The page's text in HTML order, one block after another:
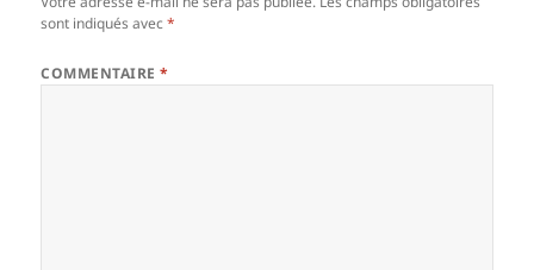
sont indiqués avec*
COMMENTAIRE*